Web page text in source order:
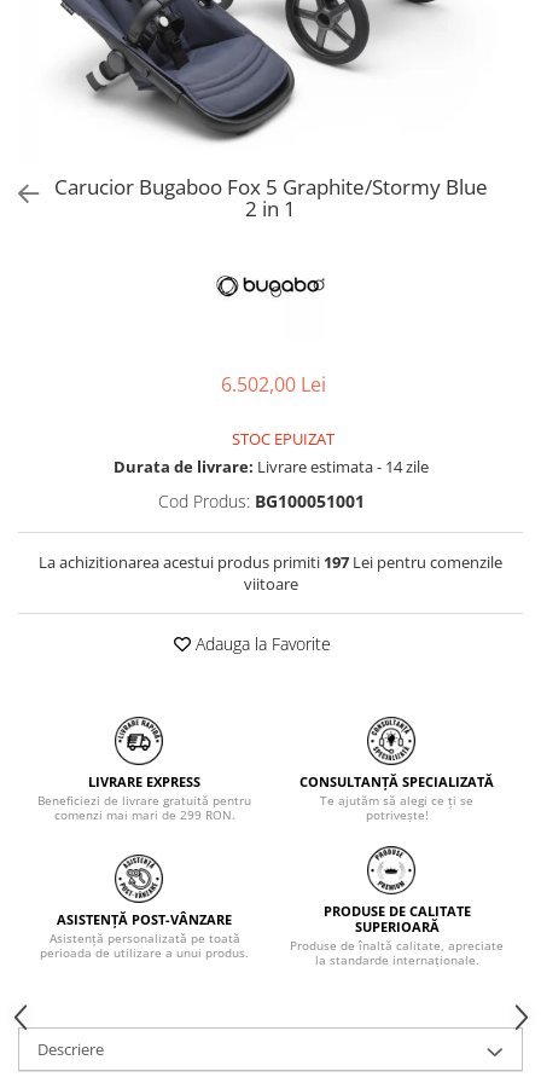
Consultanta Instalare
Jucarii de Sortare
Jucarii de tras
Jucarii din plus
Jucarii muzicale
PAPUSI
Carucior Bugaboo Fox 5 Graphite/Stormy Blue
2 in 1
6.502,00 Lei
STOC EPUIZAT
Durata de livrare: Livrare estimata - 14 zile
Cod Produs: BG100051001
La achizitionarea acestui produs primiti 197 Lei pentru comenzile
viitoare
Adauga la Favorite
LIVRARE EXPRESS
Beneficiezi de livrare gratuită pentru
comenzi mai mari de 299 RON.
CONSULTANȚĂ SPECIALIZATĂ
Te ajutăm să alegi ce ți se
potrivește!
ASISTENȚĂ POST-VÂNZARE
Asistență personalizată pe toată
perioada de utilizare a unui produs.
PRODUSE DE CALITATE
SUPERIOARĂ
Produse de înaltă calitate, apreciate
la standarde internaționale.
Descriere